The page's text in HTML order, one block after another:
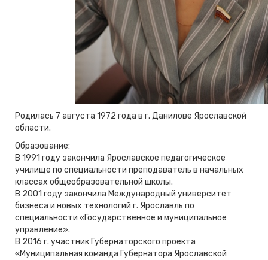
Родилась 7 августа 1972 года в г. Данилове Ярославской
области.
Образование:
В 1991 году закончила Ярославское педагогическое
училище по специальности преподаватель в начальных
классах общеобразовательной школы.
В 2001 году закончила Международный университет
бизнеса и новых технологий г. Ярославль по
специальности «Государственное и муниципальное
управление».
В 2016 г. участник Губернаторского проекта
«Муниципальная команда Губернатора Ярославской